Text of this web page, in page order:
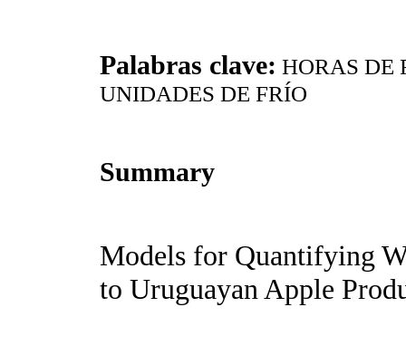
Palabras clave: HORAS DE
UNIDADES DE FRÍO
Summary
Models for Quantifying
to Uruguayan Apple